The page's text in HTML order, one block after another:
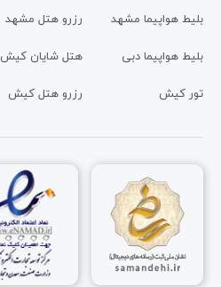
بلیط هواپیما مشهد
بلیط هواپیما دبی
تور کیش
رزرو هتل مشهد
هتل شایان کیش
رزرو هتل کیش